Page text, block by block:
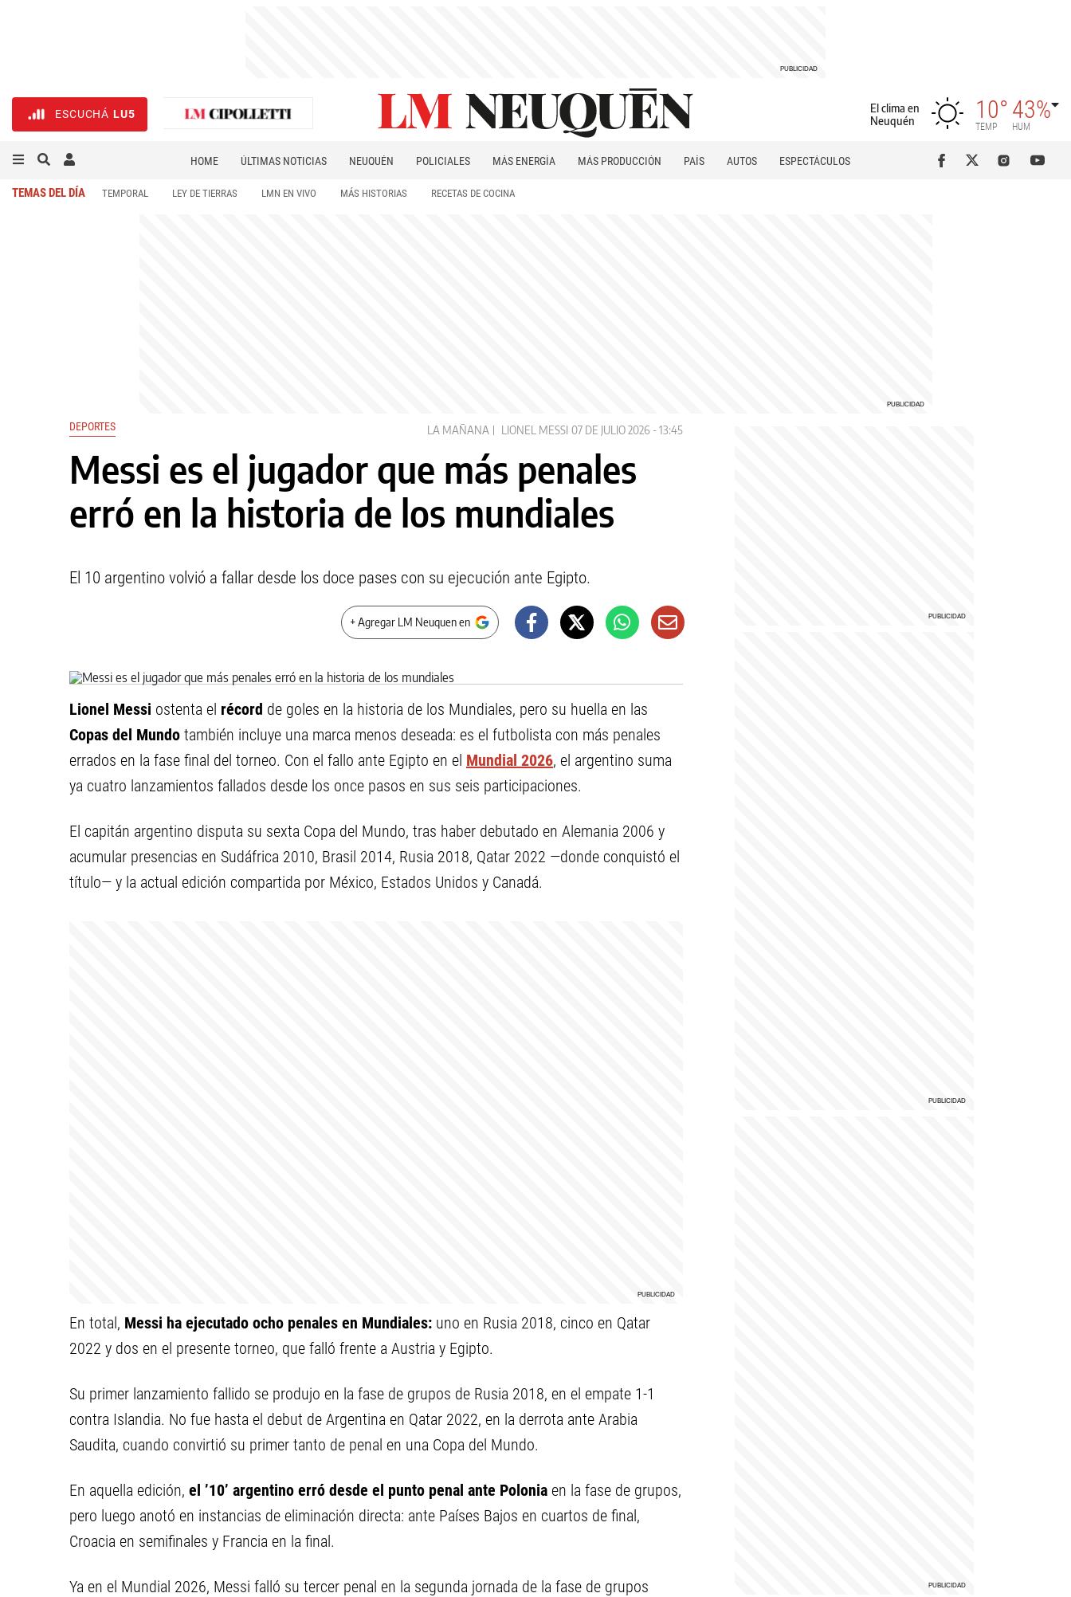
ESCUCHÁ LU5
El clima en
Neuquén
10°
TEMP
43%
HUM
HOME ÚLTIMAS NOTICIAS NEUQUÉN POLICIALES MÁS ENERGÍA MÁS PRODUCCIÓN PAÍS AUTOS
ESPECTÁCULOS
TEMAS DEL DÍA TEMPORAL LEY DE TIERRAS LMN EN VIVO MÁS HISTORIAS RECETAS DE COCINA
DEPORTES LA MAÑANA LIONEL MESSI 07 DE JULIO 2026 - 13:45
Messi es el jugador que más penales
erró en la historia de los mundiales
El 10 argentino volvió a fallar desde los doce pases con su ejecución ante Egipto.
+ Agregar LM Neuquen en
Lionel Messi ostenta el récord de goles en la historia de los Mundiales, pero su huella en las
Copas del Mundo también incluye una marca menos deseada: es el futbolista con más penales
errados en la fase final del torneo. Con el fallo ante Egipto en el Mundial 2026, el argentino suma
ya cuatro lanzamientos fallados desde los once pasos en sus seis participaciones.
El capitán argentino disputa su sexta Copa del Mundo, tras haber debutado en Alemania 2006 y
acumular presencias en Sudáfrica 2010, Brasil 2014, Rusia 2018, Qatar 2022 —donde conquistó el
título— y la actual edición compartida por México, Estados Unidos y Canadá.
En total, Messi ha ejecutado ocho penales en Mundiales: uno en Rusia 2018, cinco en Qatar
2022 y dos en el presente torneo, que falló frente a Austria y Egipto.
Su primer lanzamiento fallido se produjo en la fase de grupos de Rusia 2018, en el empate 1-1
contra Islandia. No fue hasta el debut de Argentina en Qatar 2022, en la derrota ante Arabia
Saudita, cuando convirtió su primer tanto de penal en una Copa del Mundo.
En aquella edición, el ’10’ argentino erró desde el punto penal ante Polonia en la fase de grupos,
pero luego anotó en instancias de eliminación directa: ante Países Bajos en cuartos de final,
Croacia en semifinales y Francia en la final.
Ya en el Mundial 2026, Messi falló su tercer penal en la segunda jornada de la fase de grupos